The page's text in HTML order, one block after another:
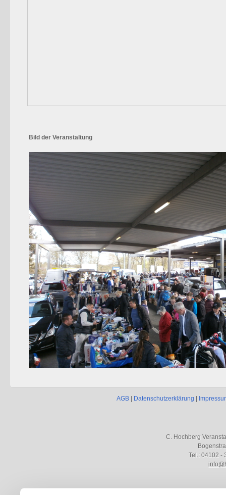
Bild der Veranstaltung
AGB| Datenschutzerklärung
C. Hochberg
Tel.: 04102 -